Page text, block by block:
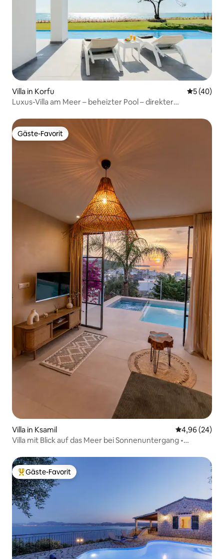
Villa in Korfu
5 (40)
Luxus-Villa am Meer – beheizter Pool – direkter
Gäste-Favorit
Gäste-Favorit
Villa in Ksamil
4,96 (24)
Villa mit Blick auf das Meer bei Sonnenuntergang •
Beliebter Gäste-Favorit.
Gäste-Favorit